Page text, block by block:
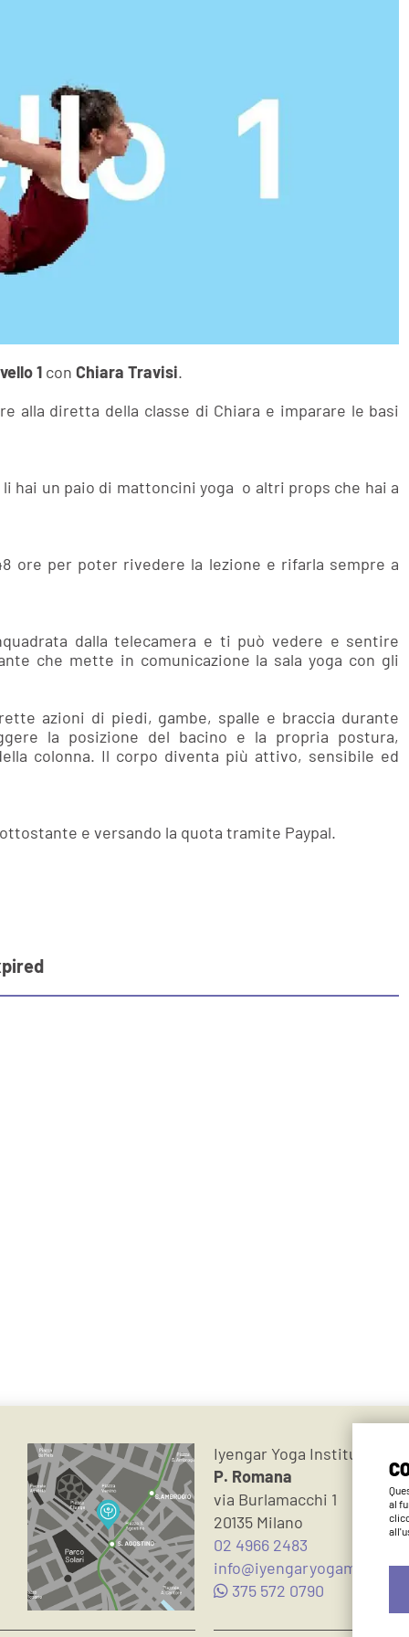
al
1 con Chiara Travisi.
alla diretta della classe di Chiara e imparare le basi
hai un paio di mattoncini yoga o altri props che hai a
ore per poter rivedere la lezione e rifarla sempre a
dalla telecamera e ti può vedere e sentire
che mette in comunicazione la sala yoga con gli
azioni di piedi, gambe, spalle e braccia durante
la posizione del bacino e la propria postura,
colonna. Il corpo diventa più attivo, sensibile ed
e versando la quota tramite Paypal.
Iyengar Yoga Institute
P. Romana
via Burlamacchi 1
20135 Milano
02 4966 2483
info@iyengaryogamilano.it
375 572 0790